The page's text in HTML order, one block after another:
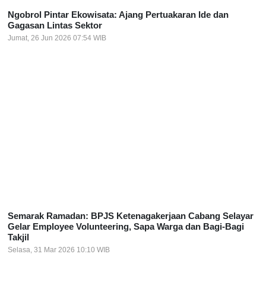
Ngobrol Pintar Ekowisata: Ajang Pertuakaran Ide dan
Gagasan Lintas Sektor
Jumat, 26 Jun 2026 07:54 WIB
Semarak Ramadan: BPJS Ketenagakerjaan Cabang Selayar
Gelar Employee Volunteering, Sapa Warga dan Bagi-Bagi
Takjil
Selasa, 31 Mar 2026 10:10 WIB